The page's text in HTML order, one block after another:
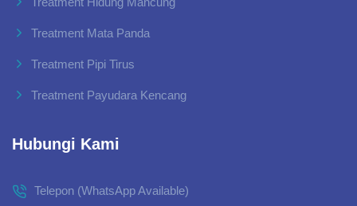
Treatment Mata Panda
Treatment Pipi Tirus
Treatment Payudara Kencang
Hubungi Kami
Telepon (WhatsApp Available)